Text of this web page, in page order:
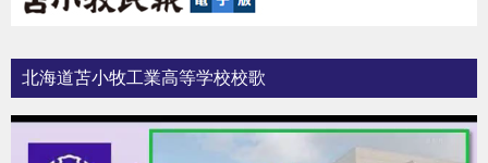
北海道苫小牧工業高等学校校歌